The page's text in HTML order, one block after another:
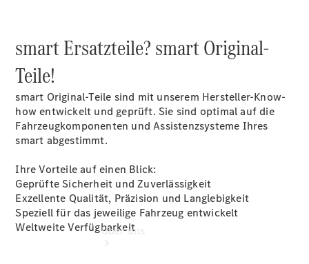
Service
Flexibles
Über uns
smart Ersatzteile? smart Original-
Teile!
smart Original-Teile sind mit unserem Hersteller-Know-
how entwickelt und geprüft. Sie sind optimal auf die
Fahrzeugkomponenten und Assistenzsysteme Ihres
smart abgestimmt.
Ihre Vorteile auf einen Blick:
Geprüfte Sicherheit und Zuverlässigkeit
Exzellente Qualität, Präzision und Langlebigkeit
Speziell für das jeweilige Fahrzeug entwickelt
Weltweite Verfügbarkeit